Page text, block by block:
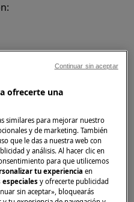
se ha cerrado
firmemente la
un clic.
de ropa
de la puerta y el
parte de la colada
ofrecerte una
similares para mejorar nuestro
y de marketing. También
que le das a nuestra web con
y análisis. Al hacer clic en
para que utilicemos
tu experienciaen
y ofrecerte publicidad
sin aceptar», bloquearás
Continuar sin aceptar